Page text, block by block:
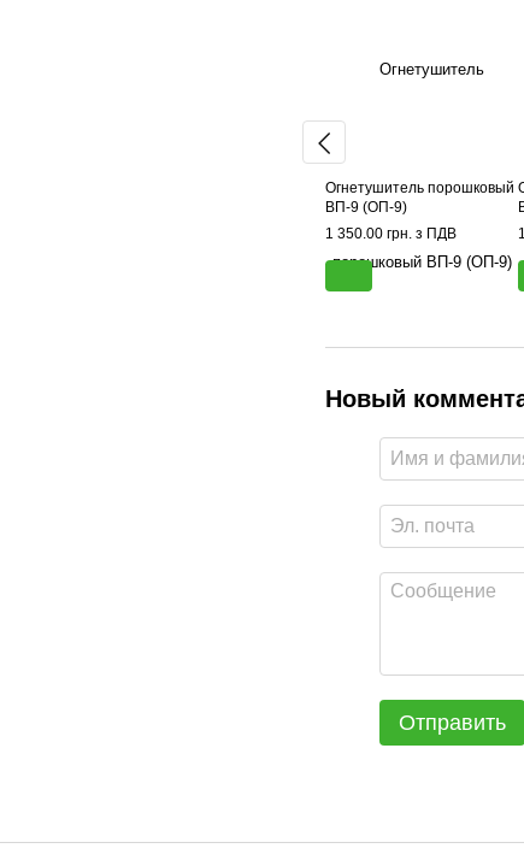
Огнетушитель порошковый
ВП-9 (ОП-9)
1 350.00 грн. з ПДВ
Новый
Отправить